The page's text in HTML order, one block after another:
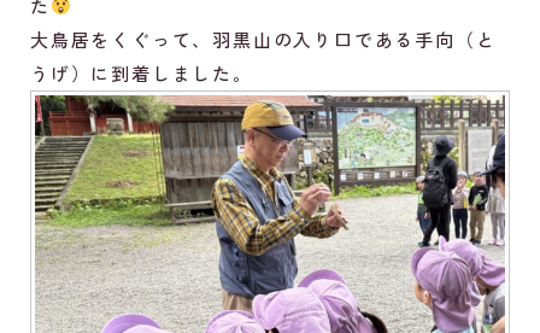
た
大鳥居をくぐって、羽黒山の入り口である手向（と
うげ）に到着しました。